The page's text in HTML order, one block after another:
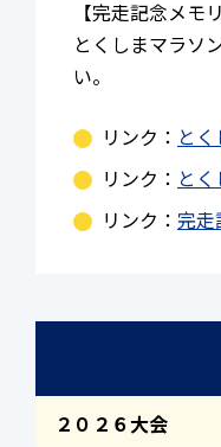
【完走記念メモ
とくしまマラソ
い。
リンク： と
リンク： と
リンク： 完走
２０２６大会